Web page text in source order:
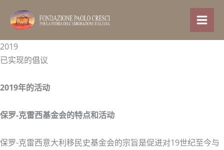
容
2019
已实现的倡议
2019年的活动
保罗-克雷西基金会的特点和活动
保罗-克雷西意大利移民史基金会的宗旨是促进对19世纪至今与